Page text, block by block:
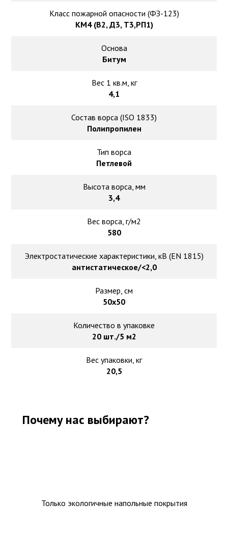
Класс пожарной опасности (ФЗ-123)
КМ4 (В2, Д3, Т3,РП1)
Основа
Битум
Вес 1 кв.м, кг
4,1
Состав ворса (ISO 1833)
Полипропилен
Тип ворса
Петлевой
Высота ворса, мм
3,4
Вес ворса, г/м2
580
Электростатические характеристики, кВ (EN 1815)
антистатическое/<2,0
Размер, см
50х50
Количество в упаковке
20 шт./5 м2
Вес упаковки, кг
20,5
Почему нас выбирают?
Только экологичные напольные покрытия